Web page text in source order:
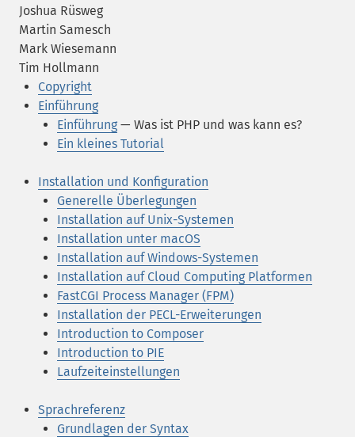
Joshua Rüsweg
Martin Samesch
Mark Wiesemann
Tim Hollmann
Copyright
Einführung
Einführung — Was ist PHP und was kann es?
Ein kleines Tutorial
Installation und Konfiguration
Generelle Überlegungen
Installation auf Unix-Systemen
Installation unter macOS
Installation auf Windows-Systemen
Installation auf Cloud Computing Platformen
FastCGI Process Manager (FPM)
Installation der PECL-Erweiterungen
Introduction to Composer
Introduction to PIE
Laufzeiteinstellungen
Sprachreferenz
Grundlagen der Syntax